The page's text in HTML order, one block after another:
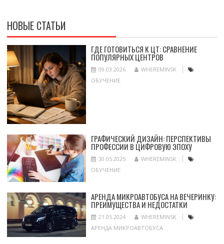
НОВЫЕ СТАТЬИ
ГДЕ ГОТОВИТЬСЯ К ЦТ: СРАВНЕНИЕ
ПОПУЛЯРНЫХ ЦЕНТРОВ
09.03.2026
WHEREMINSK
ОБУЧЕНИЕ
ГРАФИЧЕСКИЙ ДИЗАЙН: ПЕРСПЕКТИВЫ
ПРОФЕССИИ В ЦИФРОВУЮ ЭПОХУ
30.05.2025
WHEREMINSK
ОБУЧЕНИЕ
АРЕНДА МИКРОАВТОБУСА НА ВЕЧЕРИНКУ:
ПРЕИМУЩЕСТВА И НЕДОСТАТКИ
21.05.2024
WHEREMINSK
АРЕНДА МИКРОАВТОБУСА